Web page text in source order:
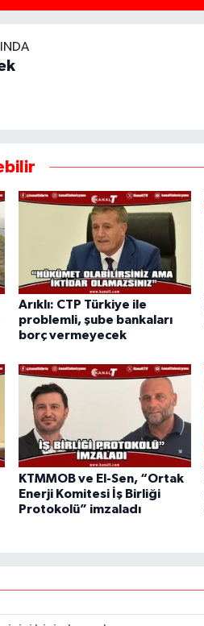
Arıklı: CTP Türkiye ile
problemli, şube bankaları
borç vermeyecek
KTMMOB ve El-Sen, “Ortak
Enerji Komitesi İş Birliği
Protokolü” imzaladı